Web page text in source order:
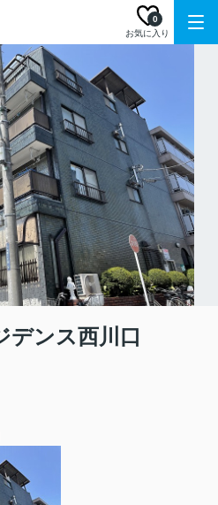
お気に入り
0
デンス西川口